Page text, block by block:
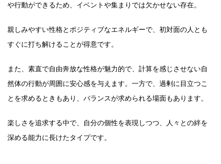
や行動ができるため、イベントや集まりでは欠かせない存在。
親しみやすい性格とポジティブなエネルギーで、初対面の人とも
すぐに打ち解けることが得意です。
また、素直で自由奔放な性格が魅力的で、計算を感じさせない自
然体の行動が周囲に安心感を与えます。一方で、過剰に目立つこ
とを求めるときもあり、バランスが求められる場面もあります。
楽しさを追求する中で、自分の個性を表現しつつ、人々との絆を
深める能力に長けたタイプです。